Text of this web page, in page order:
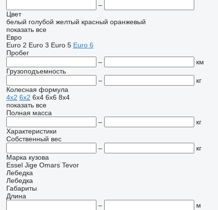
–
Цвет
белый голубой желтый красный оранжевый
показать все
Евро
Euro 2 Euro 3 Euro 5 Euro 6
Пробег
–
км
Грузоподъемность
–
кг
Колесная формула
4x2 6x2 6x4 6x6 8x4
показать все
Полная масса
–
кг
Характеристики
Собственный вес
–
кг
Марка кузова
Essel Jige Omars Tevor
Лебедка
Лебедка
Габариты
Длина
–
м